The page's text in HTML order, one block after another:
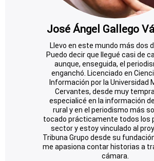
José Ángel Gallego
Llevo en este mundo más dos
Puedo decir que llegué casi de
aunque, enseguida, el
enganchó. Licenciado en
Información por la Universidad
Cervantes, desde muy
especialicé en la información
rural y en el periodismo más
tocado prácticamente todos los
sector y estoy vinculado al
Tribuna Grupo desde su
me apasiona contar historias a
cámara.